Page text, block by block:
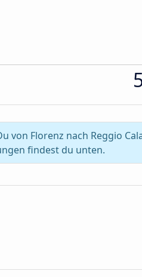
von Florenz nach Reggio
findest du unten.